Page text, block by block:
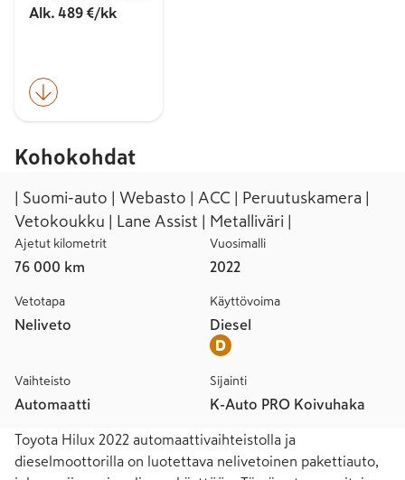
Alk. 489 €/kk
Kohokohdat
| Suomi-auto | Webasto | ACC | Peruutuskamera |
Vetokoukku | Lane Assist | Metalliväri |
Ajetut kilometrit
76 000 km
Vuosimalli
2022
Vetotapa
Neliveto
Käyttövoima
Diesel
Vaihteisto
Automaatti
Sijainti
K-Auto PRO Koivuhaka
Toyota Hilux 2022 automaattivaihteistolla ja
dieselmoottorilla on luotettava nelivetoinen pakettiauto,